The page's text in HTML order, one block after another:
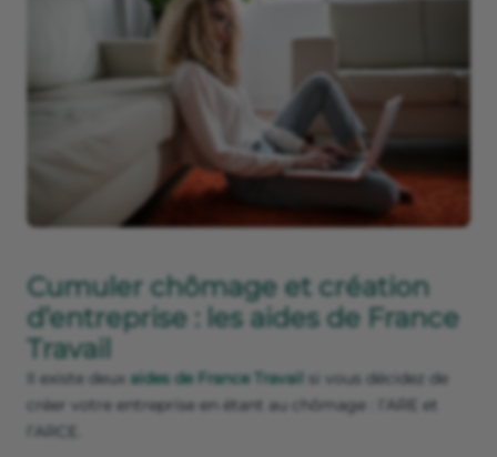
Cumuler chômage et création
d’entreprise : les aides de France
Travail
Il existe deux aides de France Travail si vous décidez de
créer votre entreprise en étant au chômage : l’ARE et
l’ARCE.